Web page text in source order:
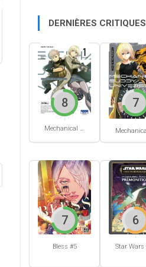
DERNIÈRES CRITIQUES
Mechanical Buddy Universe #1
8 7
Bless #5
7 6